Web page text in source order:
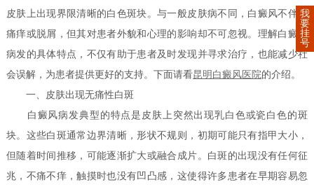
皮肤上出现界限清晰的白色斑块。与一般皮肤病不同，白癜风不伴随
痛痒或脱屑，但其对患者外貌和心理的影响却不可忽视。理解白癜风
病发的具体特点，不仅有助于患者及时发现并寻求治疗，也能减少社
会误解，为患者提供更好的支持。下面请看昆明白癜风医院的介绍。
一、皮肤出现无痛性白斑
白癜风病发典型的特点是皮肤上突然出现乳白色或瓷白色的斑
块。这些白斑通常边界清晰，形状不规则，初期可能只有指甲大小，
但随着时间推移，可能逐渐扩大或融合成片。白斑的出现没有任何征
兆，不痛不痒，触摸时也没有凹凸感，这使得许多患者在早期容易忽
我
要
挂
号